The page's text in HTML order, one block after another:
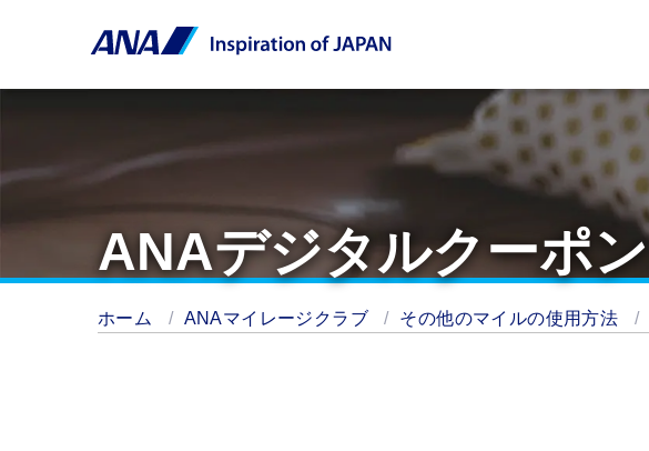
ANAデジタルクーポン
ホーム ANAマイレージクラブ その他のマイルの使用方法